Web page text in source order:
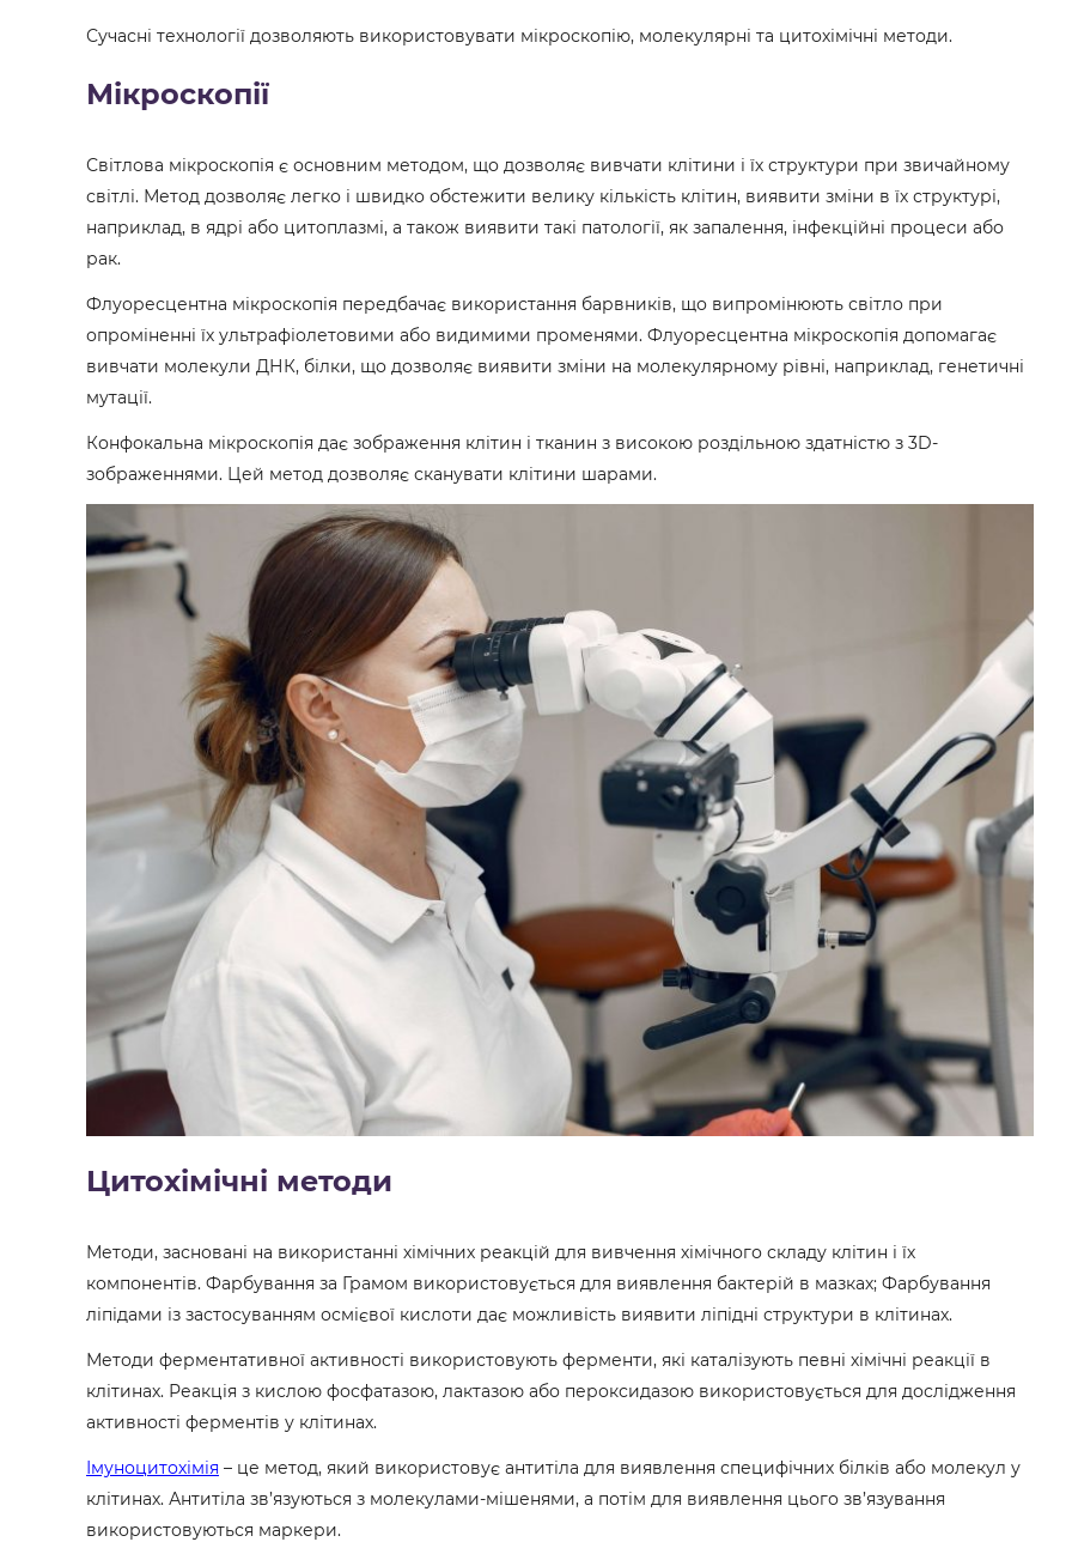
Сучасні технології дозволяють використовувати мікроскопію, молекулярні та цитохімічні методи.
Мікроскопії
Світлова мікроскопія є основним методом, що дозволяє вивчати клітини і їх структури при звичайному
світлі. Метод дозволяє легко і швидко обстежити велику кількість клітин, виявити зміни в їх структурі,
наприклад, в ядрі або цитоплазмі, а також виявити такі патології, як запалення, інфекційні процеси або
рак.
Флуоресцентна мікроскопія передбачає використання барвників, що випромінюють світло при
опроміненні їх ультрафіолетовими або видимими променями. Флуоресцентна мікроскопія допомагає
вивчати молекули ДНК, білки, що дозволяє виявити зміни на молекулярному рівні, наприклад, генетичні
мутації.
Конфокальна мікроскопія дає зображення клітин і тканин з високою роздільною здатністю з 3D-
зображеннями. Цей метод дозволяє сканувати клітини шарами.
Цитохімічні методи
Методи, засновані на використанні хімічних реакцій для вивчення хімічного складу клітин і їх
компонентів. Фарбування за Грамом використовується для виявлення бактерій в мазках; Фарбування
ліпідами із застосуванням осмієвої кислоти дає можливість виявити ліпідні структури в клітинах.
Методи ферментативної активності використовують ферменти, які каталізують певні хімічні реакції в
клітинах. Реакція з кислою фосфатазою, лактазою або пероксидазою використовується для дослідження
активності ферментів у клітинах.
Імуноцитохімія – це метод, який використовує антитіла для виявлення специфічних білків або молекул у
клітинах. Антитіла зв’язуються з молекулами-мішенями, а потім для виявлення цього зв’язування
використовуються маркери.